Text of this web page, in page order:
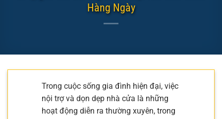
Hàng Ngày
Trong cuộc sống gia đình hiện đại, việc
nội trợ và dọn dẹp nhà cửa là những
hoạt động diễn ra thường xuyên, trong